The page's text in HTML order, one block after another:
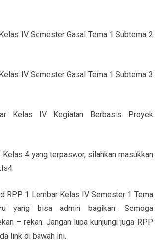
IV Semester Gasal Tema 1 Subtema 2
IV Semester Gasal Tema 1 Subtema 3
Kelas IV Kegiatan Berbasis Proyek
Kelas 4 yang terpaswor, silahkan masukkan
RPP 1 Lembar Kelas IV Semester 1 Tema
yang bisa admin bagikan. Semoga
– rekan. Jangan lupa kunjungi juga RPP
link di bawah ini.